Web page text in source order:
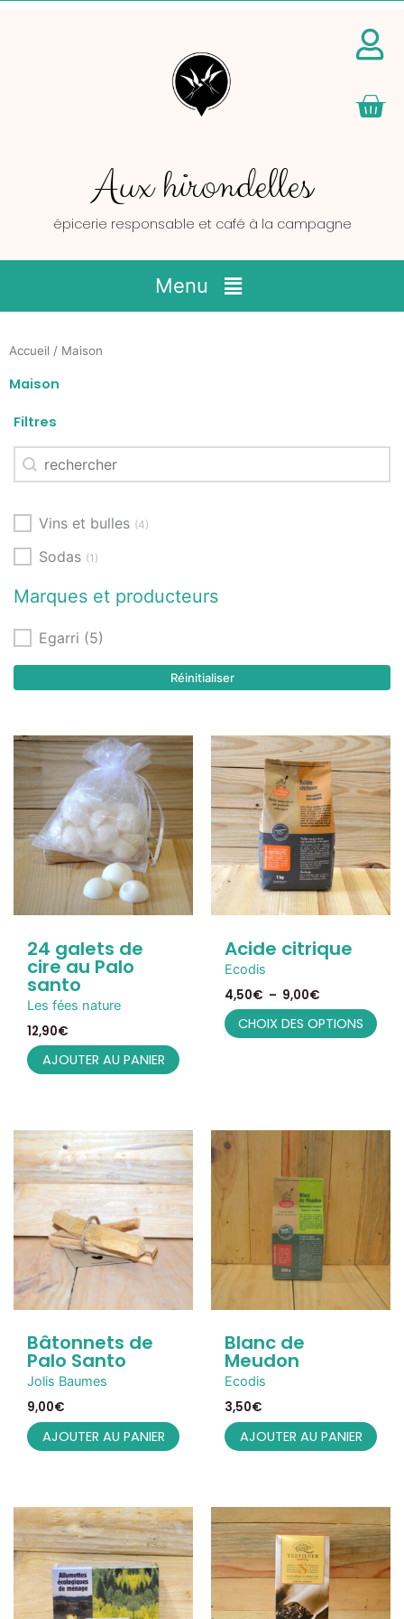
Aux hirondelles
épicerie responsable et café à la campagne
Main
Menu
Menu
Accueil / Maison
Maison
Filtres
Recherche
Rechercher
Catégorie
Vins et bulles (4)
Sodas (1)
Marques et producteurs
Marques et producteurs
Egarri (5)
Réinitialiser
24 galets de
cire au Palo
santo
Les fées nature
12,90€
AJOUTER AU PANIER
Acide citrique
Ecodis
4,50€ – 9,00€
Plage
de
prix :
4,50€
à
9,00€
CHOIX DES OPTIONS
Ce
produit
a
plusieurs
variations.
Les
options
peuvent
être
choisies
du
produit
Bâtonnets de
Palo Santo
Jolis Baumes
9,00€
AJOUTER AU PANIER
Blanc de
Meudon
Ecodis
3,50€
AJOUTER AU PANIER